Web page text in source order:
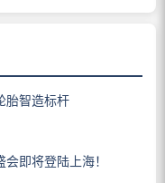
胎智造标杆
即将登陆上海！